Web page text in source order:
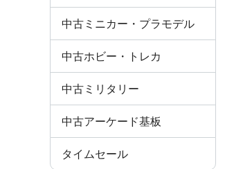
中古ミニカー・プラモデル
中古ホビー・トレカ
中古ミリタリー
中古アーケード基板
タイムセール